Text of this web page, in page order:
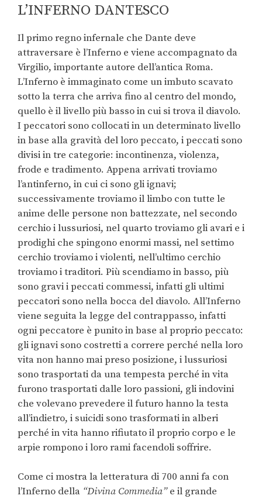
L’INFERNO DANTESCO
Il primo regno infernale che Dante deve
attraversare è l’Inferno e viene accompagnato da
Virgilio, importante autore dell’antica Roma.
L’Inferno è immaginato come un imbuto scavato
sotto la terra che arriva fino al centro del mondo,
quello è il livello più basso in cui si trova il diavolo.
I peccatori sono collocati in un determinato livello
in base alla gravità del loro peccato, i peccati sono
divisi in tre categorie: incontinenza, violenza,
frode e tradimento. Appena arrivati troviamo
l’antinferno, in cui ci sono gli ignavi;
successivamente troviamo il limbo con tutte le
anime delle persone non battezzate, nel secondo
cerchio i lussuriosi, nel quarto troviamo gli avari e i
prodighi che spingono enormi massi, nel settimo
cerchio troviamo i violenti, nell’ultimo cerchio
troviamo i traditori. Più scendiamo in basso, più
sono gravi i peccati commessi, infatti gli ultimi
peccatori sono nella bocca del diavolo. All’Inferno
viene seguita la legge del contrappasso, infatti
ogni peccatore è punito in base al proprio peccato:
gli ignavi sono costretti a correre perché nella loro
vita non hanno mai preso posizione, i lussuriosi
sono trasportati da una tempesta perché in vita
furono trasportati dalle loro passioni, gli indovini
che volevano prevedere il futuro hanno la testa
all’indietro, i suicidi sono trasformati in alberi
perché in vita hanno rifiutato il proprio corpo e le
arpie rompono i loro rami facendoli soffrire.
Come ci mostra la letteratura di 700 anni fa con
l’Inferno della “Divina Commedia”e il grande